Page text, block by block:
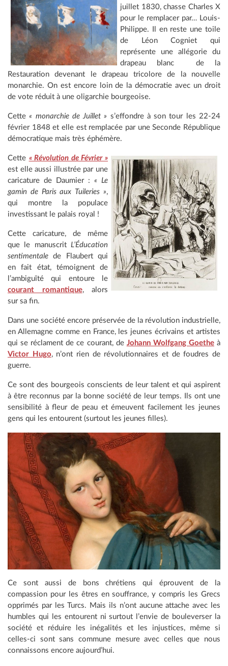
juillet 1830, chasse Charles X
pour le remplacer par… Louis-
Philippe. Il en reste une toile
de Léon Cogniet qui
représente une allégorie du
drapeau blanc de la
Restauration devenant le drapeau tricolore de la nouvelle
monarchie. On est encore loin de la démocratie avec un droit
de vote réduit à une oligarchie bourgeoise.
Cette« monarchie de Juillet » s’effondre à son tour les 22-24
février 1848 et elle est remplacée par une Seconde République
démocratique mais très éphémère.
Cette « Révolution de Février »
est elle aussi illustrée par une
caricature de Daumier : « Le
gamin de Paris aux Tuileries »,
qui montre la populace
investissant le palais royal !
Cette caricature, de même
que le manuscrit L’Éducation
sentimentale de Flaubert qui
en fait état, témoignent de
l’ambiguïté qui entoure le
courant romantique, alors
sur sa fin.
Dans une société encore préservée de la révolution industrielle,
en Allemagne comme en France, les jeunes écrivains et artistes
qui se réclament de ce courant, de Johann Wolfgang Goetheà
Victor Hugo, n’ont rien de révolutionnaires et de foudres de
guerre.
Ce sont des bourgeois conscients de leur talent et qui aspirent
à être reconnus par la bonne société de leur temps. Ils ont une
sensibilité à fleur de peau et émeuvent facilement les jeunes
gens qui les entourent (surtout les jeunes filles).
Ce sont aussi de bons chrétiens qui éprouvent de la
compassion pour les êtres en souffrance, y compris les Grecs
opprimés par les Turcs. Mais ils n’ont aucune attache avec les
humbles qui les entourent ni surtout l’envie de bouleverser la
société et réduire les inégalités et les injustices, même si
celles-ci sont sans commune mesure avec celles que nous
connaissons encore aujourd’hui.